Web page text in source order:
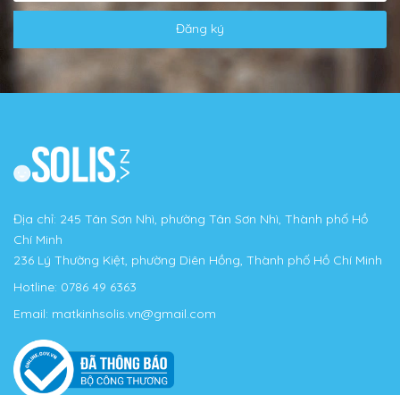
Đăng ký
Địa chỉ: 245 Tân Sơn Nhì, phường Tân Sơn Nhì, Thành phố Hồ
Chí Minh
236 Lý Thường Kiệt, phường Diên Hồng, Thành phố Hồ Chí Minh
Hotline: 0786 49 6363
Email: matkinhsolis.vn@gmail.com